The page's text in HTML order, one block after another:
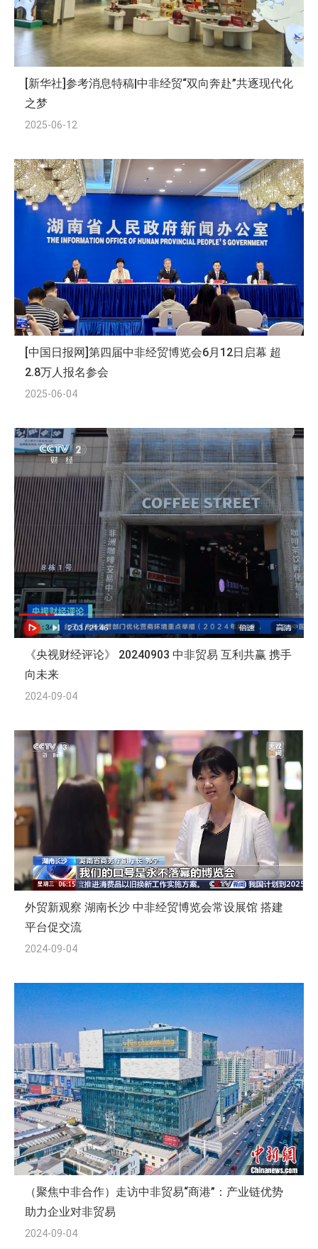
[新华社]参考消息特稿|中非经贸“双向奔赴”共逐现代化
之梦
2025-06-12
[中国日报网]第四届中非经贸博览会6月12日启幕 超
2.8万人报名参会
2025-06-04
《央视财经评论》 20240903 中非贸易 互利共赢 携手
向未来
2024-09-04
外贸新观察 湖南长沙 中非经贸博览会常设展馆 搭建
平台促交流
2024-09-04
（聚焦中非合作）走访中非贸易“商港”：产业链优势
助力企业对非贸易
2024-09-04